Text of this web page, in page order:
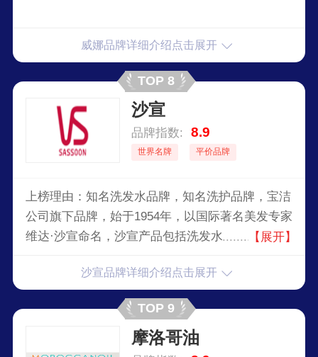
威娜品牌详细介绍点击展开
TOP 8
沙宣
品牌指数: 8.9
世界名牌 平价品牌
上榜理由：知名洗发水品牌，知名洗护品牌，宝洁
公司旗下品牌，始于1954年，以国际著名美发专家
维达·沙宣命名，沙宣产品包括洗发水、剪发用
机及造型发梳等等，以“烫发不伤发”为核心研发出
一系列电气石陶瓷养发美发产品，专业打造媲美沙
龙造型效果的美发工具。
【展开】
沙宣品牌详细介绍点击展开
TOP 9
摩洛哥油